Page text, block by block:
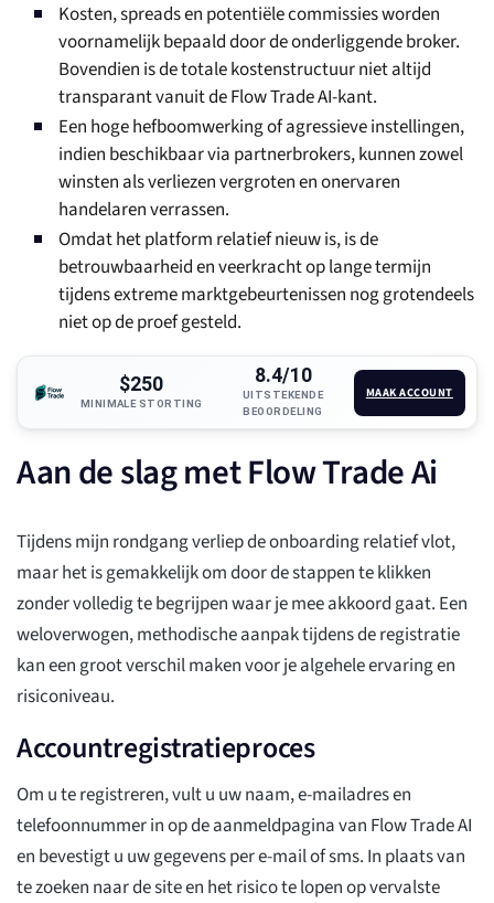
Kosten, spreads en potentiële commissies worden
voornamelijk bepaald door de onderliggende broker.
Bovendien is de totale kostenstructuur niet altijd
transparant vanuit de Flow Trade AI-kant.
Een hoge hefboomwerking of agressieve instellingen,
indien beschikbaar via partnerbrokers, kunnen zowel
winsten als verliezen vergroten en onervaren
handelaren verrassen.
Omdat het platform relatief nieuw is, is de
betrouwbaarheid en veerkracht op lange termijn
tijdens extreme marktgebeurtenissen nog grotendeels
niet op de proef gesteld.
$250
MINIMALE STORTING
8.4/10
UITSTEKENDE
BEOORDELING
MAAK ACCOUNT
Aan de slag met Flow Trade Ai
Tijdens mijn rondgang verliep de onboarding relatief vlot,
maar het is gemakkelijk om door de stappen te klikken
zonder volledig te begrijpen waar je mee akkoord gaat. Een
weloverwogen, methodische aanpak tijdens de registratie
kan een groot verschil maken voor je algehele ervaring en
risiconiveau.
Accountregistratieproces
Om u te registreren, vult u uw naam, e-mailadres en
telefoonnummer in op de aanmeldpagina van Flow Trade AI
en bevestigt u uw gegevens per e-mail of sms. In plaats van
te zoeken naar de site en het risico te lopen op vervalste